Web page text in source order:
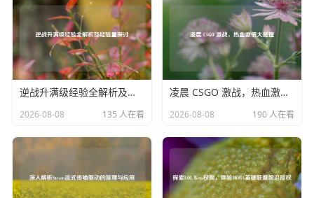
逆战升满级经验全解析及经验量探讨
2026-08-08 135 人在看
凌晨 CSGO 激战，热血激情大碰撞
2026-08-08 190 人在看